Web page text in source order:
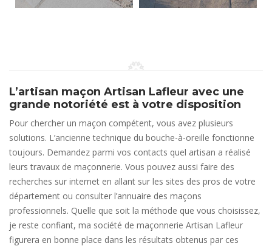
L’artisan maçon Artisan Lafleur avec une
grande notoriété est à votre disposition
Pour chercher un maçon compétent, vous avez plusieurs
solutions. L’ancienne technique du bouche-à-oreille fonctionne
toujours. Demandez parmi vos contacts quel artisan a réalisé
leurs travaux de maçonnerie. Vous pouvez aussi faire des
recherches sur internet en allant sur les sites des pros de votre
département ou consulter l’annuaire des maçons
professionnels. Quelle que soit la méthode que vous choisissez,
je reste confiant, ma société de maçonnerie Artisan Lafleur
figurera en bonne place dans les résultats obtenus par ces